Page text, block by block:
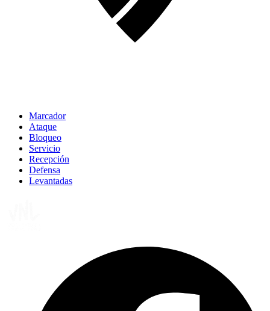
Marcador
Ataque
Bloqueo
Servicio
Recepción
Defensa
Levantadas